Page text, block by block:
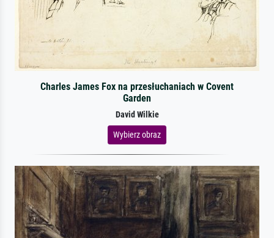
Charles James Fox na przesłuchaniach w Covent
Garden
David Wilkie
Wybierz obraz